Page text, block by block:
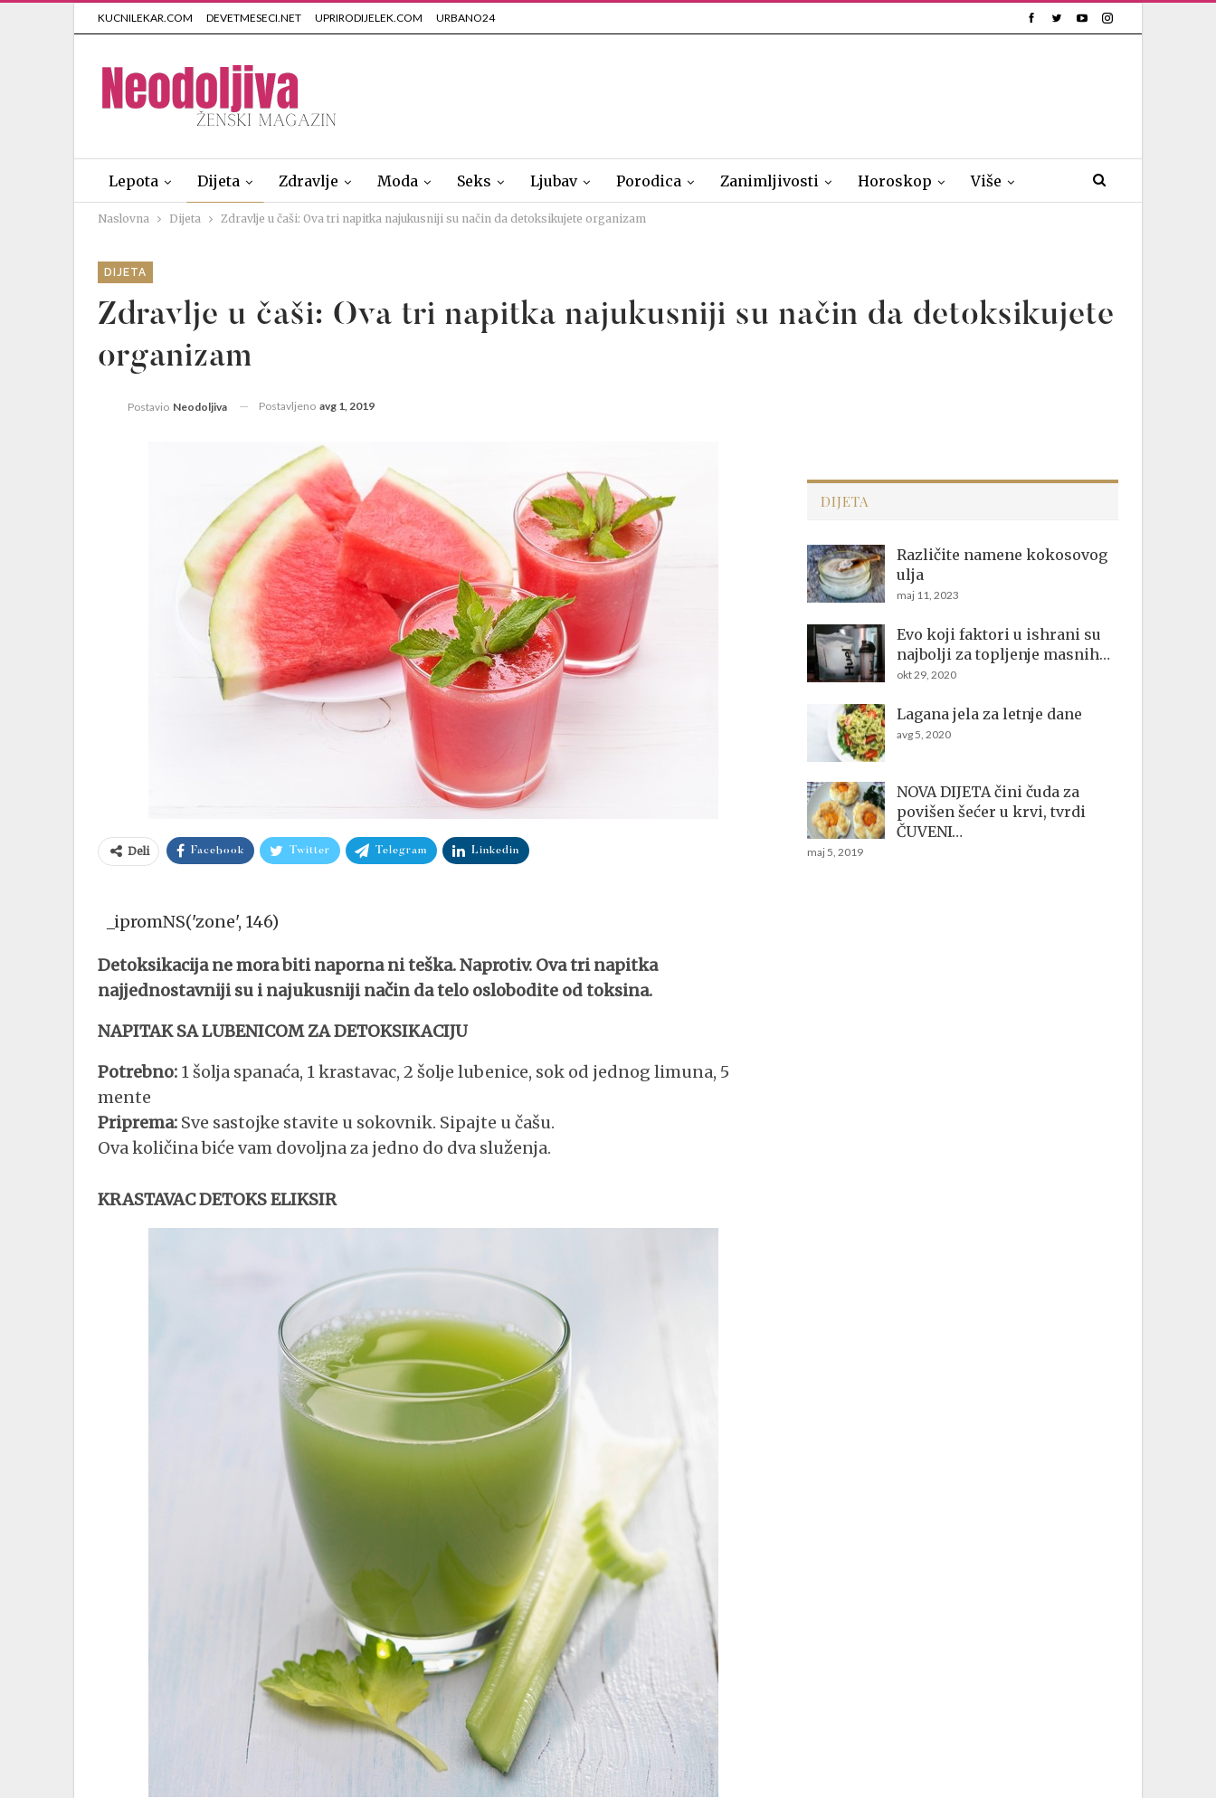
KUCNILEKAR.COM DEVETMESECI.NET UPRIRODIJELEK.COM URBANO24
Lepota Dijeta Zdravlje Moda Seks Ljubav Porodica Zanimljivosti Horoskop Više
Naslovna Dijeta Zdravlje u čaši: Ova tri napitka najukusniji su način da detoksikujete organizam
DIJETA
Zdravlje u čaši: Ova tri napitka najukusniji su način da detoksikujete
organizam
Postavio Neodoljiva Postavljeno avg 1, 2019
Deli Facebook Twitter Telegram Linkedin
_ipromNS('zone', 146)
Detoksikacija ne mora biti naporna ni teška. Naprotiv. Ova tri napitka
najjednostavniji su i najukusniji način da telo oslobodite od toksina.
NAPITAK SA LUBENICOM ZA DETOKSIKACIJU
Potrebno: 1 šolja spanaća, 1 krastavac, 2 šolje lubenice, sok od jednog limuna, 5
mente
Priprema: Sve sastojke stavite u sokovnik. Sipajte u čašu.
Ova količina biće vam dovoljna za jedno do dva služenja.
KRASTAVAC DETOKS ELIKSIR
DIJETA
Različite namene kokosovog
ulja
maj 11, 2023
Evo koji faktori u ishrani su
najbolji za topljenje masnih…
okt 29, 2020
Lagana jela za letnje dane
avg 5, 2020
NOVA DIJETA čini čuda za
povišen šećer u krvi, tvrdi
ČUVENI…
maj 5, 2019